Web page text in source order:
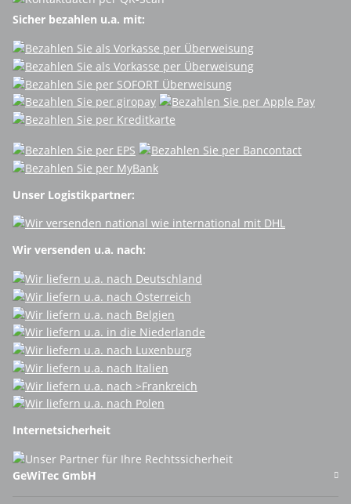
Sicher bezahlen u.a. mit:
Unser Logistikpartner:
Wir versenden u.a. nach:
Internetsicherheit
GeWiTec GmbH